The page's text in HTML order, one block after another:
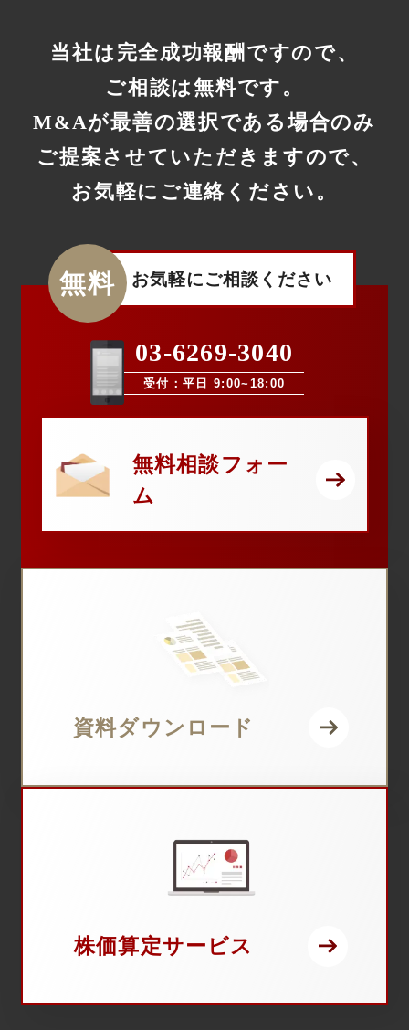
当社は完全成功報酬ですので、
ご相談は無料です。
M&Aが最善の選択である場合のみ
ご提案させていただきますので、
お気軽にご連絡ください。
無料 お気軽にご相談ください
03-6269-3040
受付：平日 9:00~18:00
無料相談フォー
ム
資料ダウンロード
株価算定サービス